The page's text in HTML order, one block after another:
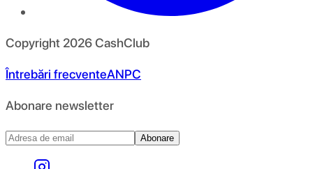
Copyright 2026CashClub
Întrebări frecventeANPC
Abonare newsletter
Abonare